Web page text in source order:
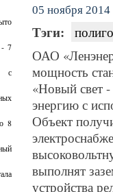
- 7
с
8
05 ноября 2014
Тэги:
ОАО
мощность
«Новый свет
энергию с
Объект
выполнят
устройства